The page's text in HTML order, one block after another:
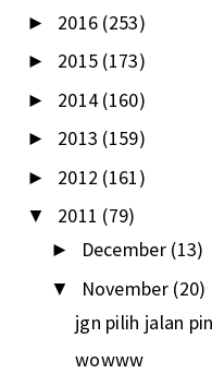
► 2016 (253)
► 2015 (173)
► 2014 (160)
► 2013 (159)
► 2012 (161)
▼ 2011 (79)
► December (13)
▼ November (20)
jgn pilih jalan
wowww